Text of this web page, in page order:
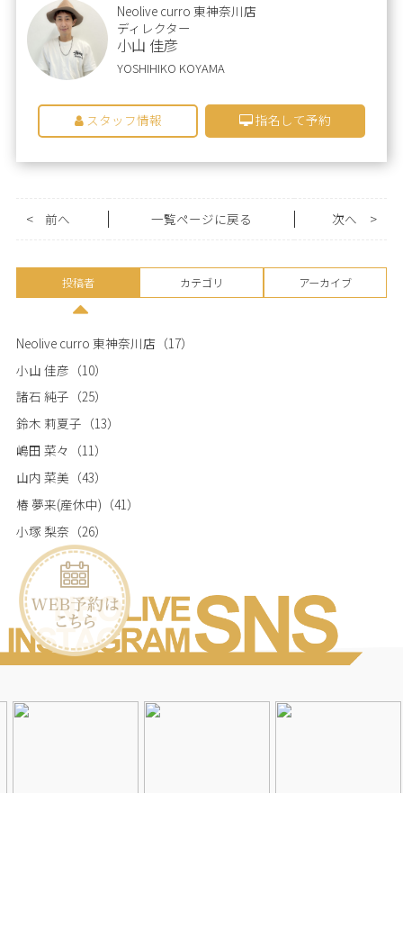
Neolive curro 東神奈川店
ディレクター
小山 佳彦
YOSHIHIKO KOYAMA
スタッフ情報 指名して予約
< 前へ 一覧ページに戻る >
次へ
投稿者 カテゴリ アーカイブ
Neolive curro 東神奈川店 （17）
小山 佳彦 （10）
諸石 純子 （25）
鈴木 莉夏子 （13）
嶋田 菜々 （11）
山内 菜美 （43）
椿 夢来(産休中) （41）
小塚 梨奈 （26）